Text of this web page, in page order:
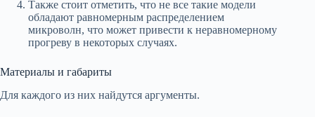
Также стоит отметить, что не все такие модели
обладают равномерным распределением
микроволн, что может привести к неравномерному
прогреву в некоторых случаях.
Материалы и габариты
Для каждого из них найдутся аргументы.